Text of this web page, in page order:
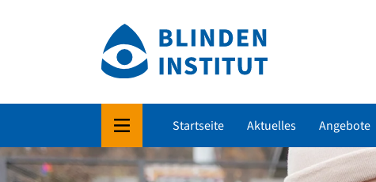
Startseite Aktuelles Angebote